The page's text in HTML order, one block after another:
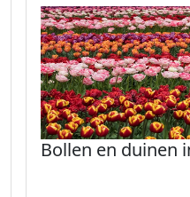
Bollen en duinen